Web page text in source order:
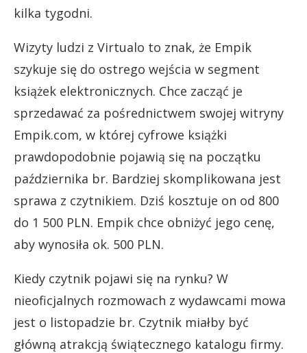
kilka tygodni.
Wizyty ludzi z Virtualo to znak, że Empik
szykuje się do ostrego wejścia w segment
książek elektronicznych. Chce zacząć je
sprzedawać za pośrednictwem swojej witryny
Empik.com, w której cyfrowe książki
prawdopodobnie pojawią się na początku
października br. Bardziej skomplikowana jest
sprawa z czytnikiem. Dziś kosztuje on od 800
do 1 500 PLN. Empik chce obniżyć jego cenę,
aby wynosiła ok. 500 PLN.
Kiedy czytnik pojawi się na rynku? W
nieoficjalnych rozmowach z wydawcami mowa
jest o listopadzie br. Czytnik miałby być
główną atrakcją świątecznego katalogu firmy.